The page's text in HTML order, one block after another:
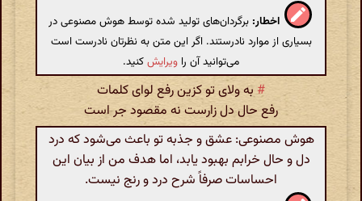
اخطار: برگردان‌های تولید شده توسط هوش مصنوعی در
بسیاری از موارد نادرستند. اگر این متن به نظرتان نادرست است
می‌توانید آن را ویرایشکنید.
# به ولای تو کزین رفع لوای کلمات
رفع حال دل زارست نه مقصود جر است
هوش مصنوعی: عشق و جذبه تو باعث می‌شود که درد
دل و حال خرابم بهبود یابد، اما هدف من از بیان این
احساسات صرفاً شرح درد و رنج نیست.